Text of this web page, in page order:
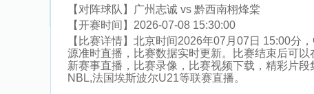
【对阵球队】
广州志诚 vs 黔西南栩烽棠
【开赛时间】 2026-07-08 15:30:00
【比赛详情】 北京时间2026年07月07日 15:00分
源准时直播，比赛数据实时更新。比赛结束后可
新赛事直播，比赛录像，比赛视频下载，精彩片
NBL,法国埃斯波尔U21等联赛直播。